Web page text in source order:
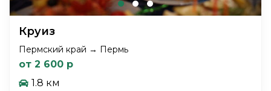
Круиз
Пермский край → Пермь
от 2 600 р
1.8 км